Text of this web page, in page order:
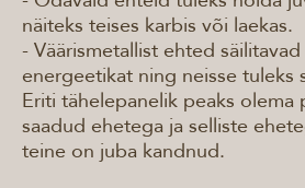
näiteks teises karbis või laekas.
- Väärismetallist ehted
energeetikat ning neisse tuleks
Eriti tähelepanelik peaks olema
saadud ehetega ja selliste
teine on juba kandnud.